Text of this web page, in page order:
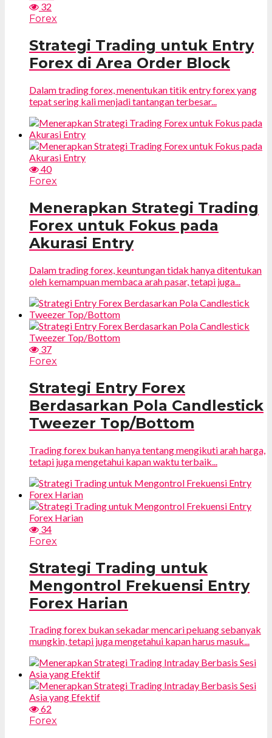
32
Forex
Strategi Trading untuk Entry
Forex di Area Order Block
Dalam trading forex, menentukan titik entry forex yang
tepat sering kali menjadi tantangan terbesar...
40
Forex
Menerapkan Strategi Trading
Forex untuk Fokus pada
Akurasi Entry
Dalam trading forex, keuntungan tidak hanya ditentukan
oleh kemampuan membaca arah pasar, tetapi juga...
37
Forex
Strategi Entry Forex
Berdasarkan Pola Candlestick
Tweezer Top/Bottom
Trading forex bukan hanya tentang mengikuti arah harga,
tetapi juga mengetahui kapan waktu terbaik...
34
Forex
Strategi Trading untuk
Mengontrol Frekuensi Entry
Forex Harian
Trading forex bukan sekadar mencari peluang sebanyak
mungkin, tetapi juga mengetahui kapan harus masuk...
62
Forex